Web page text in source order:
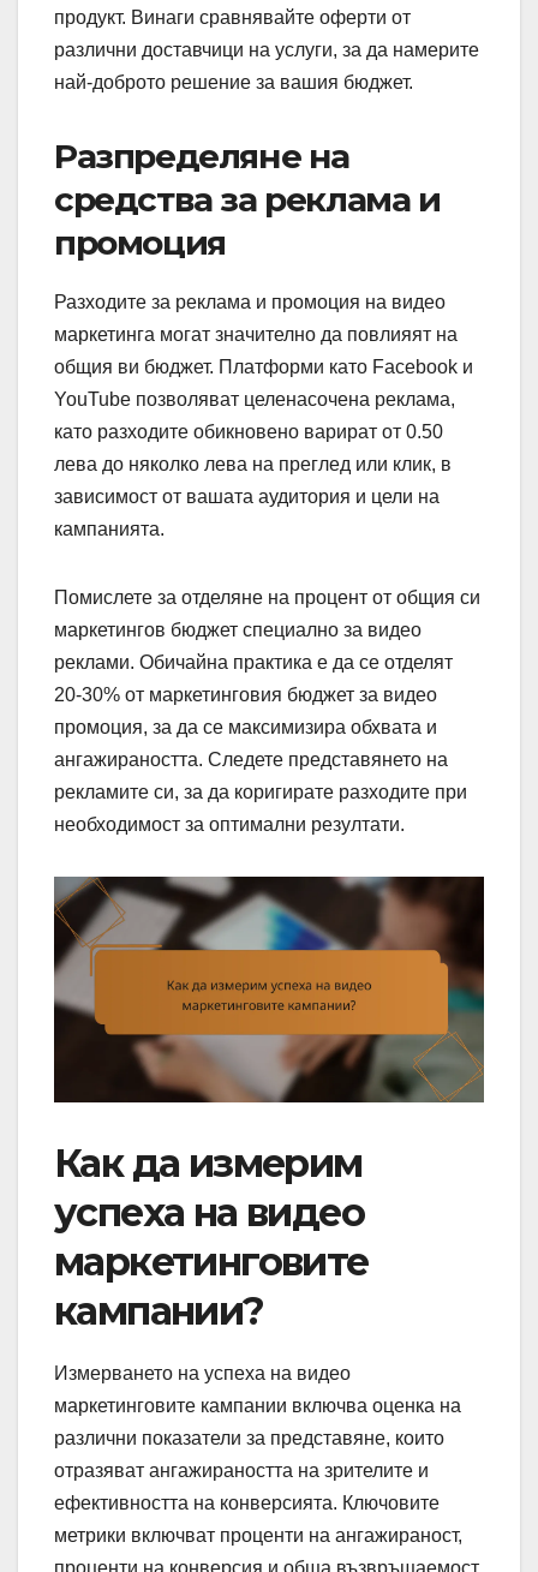
продукт. Винаги сравнявайте оферти от
различни доставчици на услуги, за да намерите
най-доброто решение за вашия бюджет.
Разпределяне на
средства за реклама и
промоция
Разходите за реклама и промоция на видео
маркетинга могат значително да повлияят на
общия ви бюджет. Платформи като Facebook и
YouTube позволяват целенасочена реклама,
като разходите обикновено варират от 0.50
лева до няколко лева на преглед или клик, в
зависимост от вашата аудитория и цели на
кампанията.
Помислете за отделяне на процент от общия си
маркетингов бюджет специално за видео
реклами. Обичайна практика е да се отделят
20-30% от маркетинговия бюджет за видео
промоция, за да се максимизира обхвата и
ангажираността. Следете представянето на
рекламите си, за да коригирате разходите при
необходимост за оптимални резултати.
Как да измерим
успеха на видео
маркетинговите
кампании?
Измерването на успеха на видео
маркетинговите кампании включва оценка на
различни показатели за представяне, които
отразяват ангажираността на зрителите и
ефективността на конверсията. Ключовите
метрики включват проценти на ангажираност,
проценти на конверсия и обща възвръщаемост